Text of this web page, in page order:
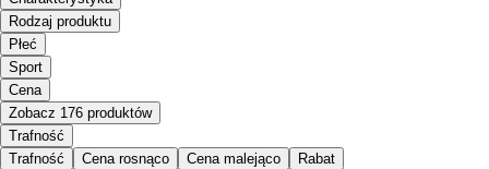
Rodzaj produktu
Płeć
Sport
Cena
Zobacz 176 produktów
Trafność
Trafność
Cena rosnąco Cena malejąco Rabat